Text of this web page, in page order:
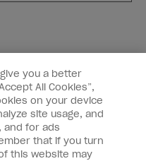
you a better
All Cookies”,
on your device
site usage, and
and for ads
that if you turn
this website may